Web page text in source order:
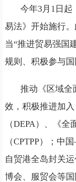
今年3月1日起
易法》开始施行
当“推进贸易强国
规则、积极参与国
推动《区域全
效，积极推进加入
（DEPA）、《
（CPTPP）；中
自贸港全岛封关
博会、服贸会等